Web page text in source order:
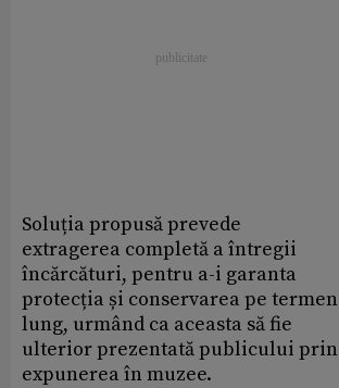
Soluția propusă prevede
extragerea completă a întregii
încărcături, pentru a-i garanta
protecția și conservarea pe termen
lung, urmând ca aceasta să fie
ulterior prezentată publicului prin
expunerea în muzee.